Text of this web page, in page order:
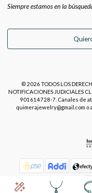
Siempre estamos en la
© 2026 TODOS LOS
NOTIFICACIONES JUDICIALES
901614728-7. Canales de
quimerajewelry@gmail.com